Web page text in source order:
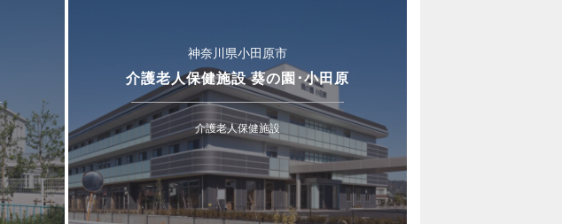
神奈川県小田原市
介護老人保健施設 葵の園･小田原
介護老人保健施設